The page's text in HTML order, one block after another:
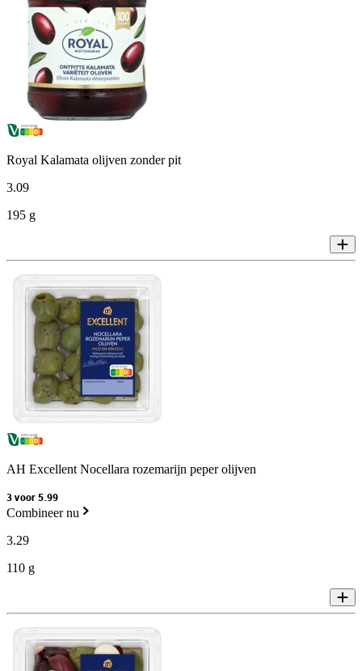
Royal Kalamata olijven zonder pit
3.09
195 g
AH Excellent Nocellara rozemarijn peper olijven
3 voor 5.99
Combineer nu
3.29
110 g